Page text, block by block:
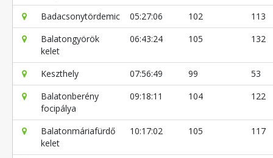
Badacsonytördemic 05:27:06 102
113
Balatongyörök
kelet
06:43:24 105 132
Keszthely 07:56:49 99
53
Balatonberény
focipálya
09:18:11 104 122
Balatonmáriafürdő
kelet
10:17:02 105 117